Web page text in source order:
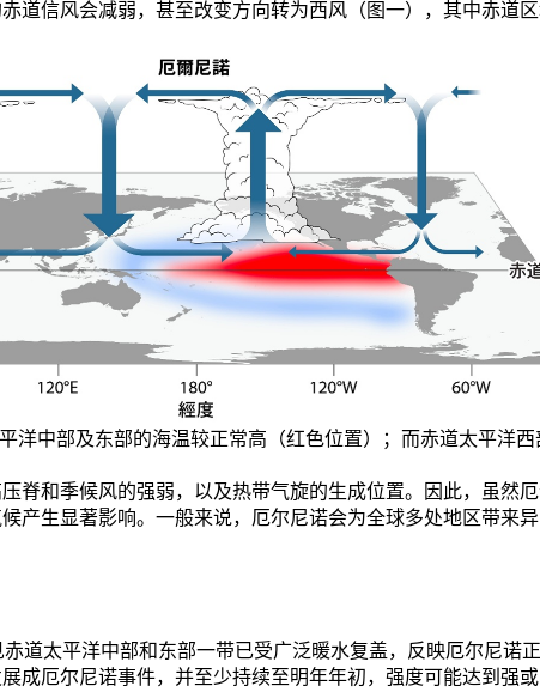
道信风会减弱，甚至改变方向转为西风（图一），其中赤道
洋中部及东部的海温较正常高（红色位置）；而赤道太平洋西
脊和季候风的强弱，以及热带气旋的生成位置。因此，虽然
产生显著影响。一般来说，厄尔尼诺会为全球多处地区带来
道太平洋中部和东部一带已受广泛暖水复盖，反映厄尔尼诺
成厄尔尼诺事件，并至少持续至明年年初，强度可能达到强或